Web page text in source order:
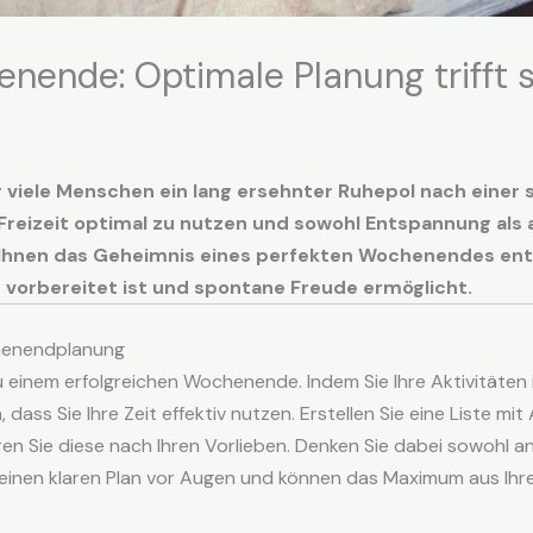
Optimale Planung trifft
Menschen ein lang ersehnter Ruhepol nach
optimal zu nutzen und sowohl Entspannung als
das Geheimnis eines perfekten Wochenendes
ist und spontane Freude ermöglicht.
einem erfolgreichen Wochenende. Indem Sie Ihre
dass Sie Ihre Zeit effektiv nutzen. Erstellen Sie eine Liste
Sie diese nach Ihren Vorlieben. Denken Sie dabei sowohl
klaren Plan vor Augen und können das Maximum aus